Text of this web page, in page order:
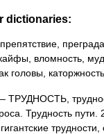
dictionaries:
вломность,
головы,
ТРУДНОСТЬ,
Трудность пути.